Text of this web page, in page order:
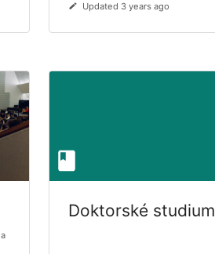
Updated 3 years ago
Doktorské studium